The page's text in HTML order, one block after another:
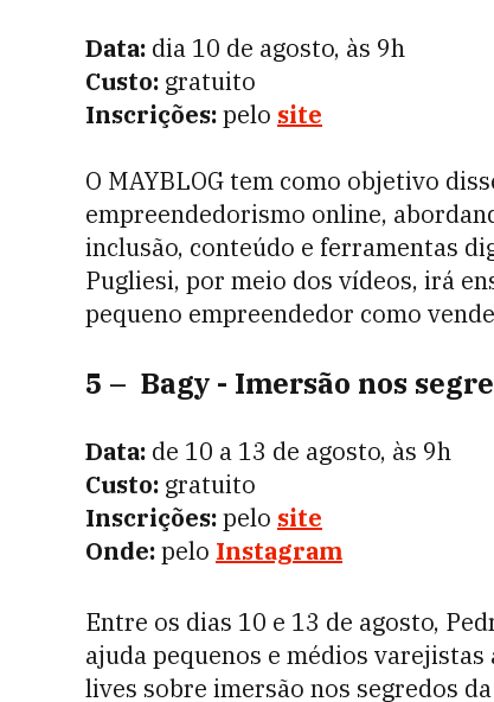
Data: dia 10 de agosto, às 9h
Custo: gratuito
Inscrições:pelo site
O MAYBLOG tem como objetivo
empreendedorismo online,
inclusão, conteúdo e ferramentas
Pugliesi, por meio dos vídeos, irá
pequeno empreendedor como
5 – Bagy - Imersão nos
Data: de 10 a 13 de agosto, às 9h
Custo: gratuito
Inscrições:pelo site
Onde:pelo Instagram
Entre os dias 10 e 13 de agosto,
ajuda pequenos e médios
lives sobre imersão nos segredos